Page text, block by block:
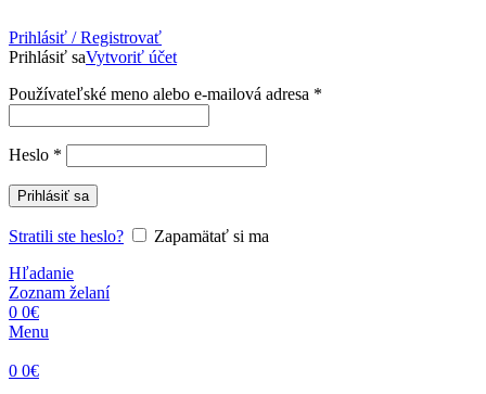
Prihlásiť / Registrovať
Prihlásiť saVytvoriť účet
Používateľské meno alebo e-mailová adresa *
Heslo *
Prihlásiť sa
Stratili ste heslo?
Zapamätať si ma
Hľadanie
Zoznam želaní
0 0€
Menu
0 0€